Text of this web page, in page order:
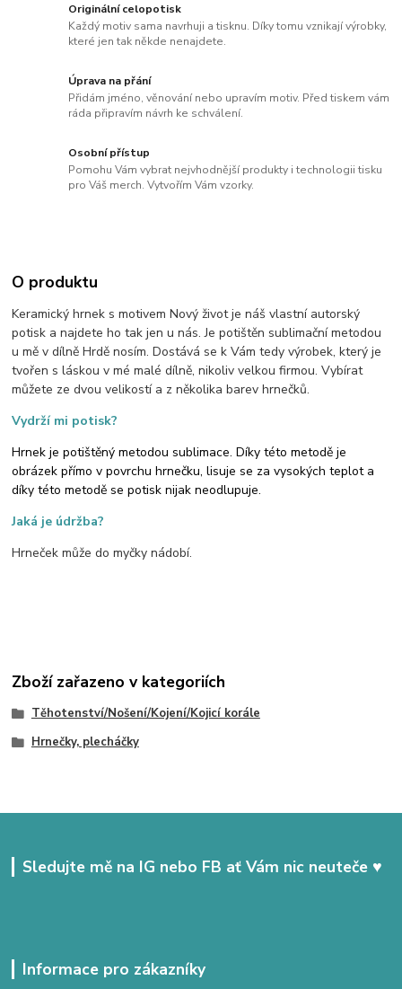
Originální celopotisk
Každý motiv sama navrhuji a tisknu. Díky tomu vznikají výrobky,
které jen tak někde nenajdete.
Úprava na přání
Přidám jméno, věnování nebo upravím motiv. Před tiskem vám
ráda připravím návrh ke schválení.
Osobní přístup
Pomohu Vám vybrat nejvhodnější produkty i technologii tisku
pro Váš merch. Vytvořím Vám vzorky.
O produktu
Keramický hrnek s motivem Nový život je náš vlastní autorský
potisk a najdete ho tak jen u nás. Je potištěn sublimační metodou
u mě v dílně Hrdě nosím. Dostává se k Vám tedy výrobek, který je
tvořen s láskou v mé malé dílně, nikoliv velkou firmou. Vybírat
můžete ze dvou velikostí a z několika barev hrnečků.
Vydrží mi potisk?
Hrnek je potištěný metodou sublimace. Díky této metodě je
obrázek přímo v povrchu hrnečku, lisuje se za vysokých teplot a
díky této metodě se potisk nijak neodlupuje.
Jaká je údržba?
Hrneček může do myčky nádobí.
Zboží zařazeno v kategoriích
Těhotenství/Nošení/Kojení/Kojicí korále
Hrnečky, plecháčky
Sledujte mě na IG nebo FB ať Vám nic neuteče ♥
Informace pro zákazníky